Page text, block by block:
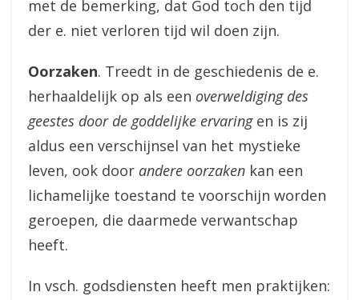
met de bemerking, dat God toch den tijd
der e. niet verloren tijd wil doen zijn.
Oorzaken. Treedt in de geschiedenis de e.
herhaaldelijk op als een overweldiging des
geestes door de goddelijke ervaringen is zij
aldus een verschijnsel van het mystieke
leven, ook door andere oorzaken kan een
lichamelijke toestand te voorschijn worden
geroepen, die daarmede verwantschap
heeft.
In vsch. godsdiensten heeft men praktijken: